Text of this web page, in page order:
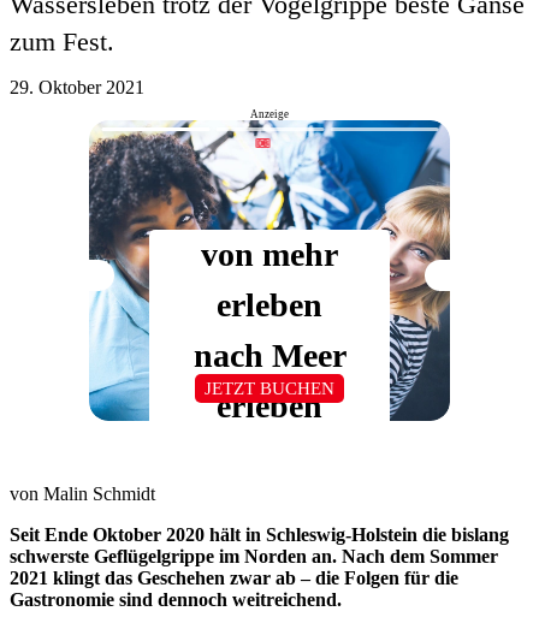
zum Fest.
29. Oktober 2021
Anzeige
von Malin Schmidt
Seit Ende Oktober 2020 hält in Schleswig-Holstein die bislang
schwerste Geflügelgrippe im Norden an. Nach dem Sommer
2021 klingt das Geschehen zwar ab – die Folgen für die
Gastronomie sind dennoch weitreichend.